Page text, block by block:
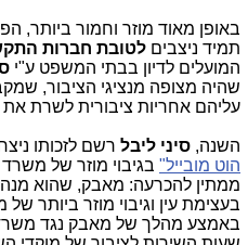
באופן מאוד מוזר וחמור ביותר,
תמיד ניצבים לטובת חברות
המועלים לדיון בבתי המשפט ע"י
שהיה מצופה מנציגי הציבור,
עליהם אחריות ציבורית לשרת את
השנה, סיני ליבל רשם לזכותו
הוט מובייל" בגיבוי מוזר של
ממתין להכרעה: מאבק, שהוא
בעצימת עין וגיבוי מוזר ביותר
באמצע מהלך של מאבק נגד